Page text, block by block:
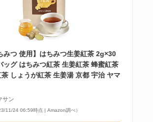
みつ 使用】はちみつ生姜紅茶 2g×30
ッグ はちみつ紅茶 生姜紅茶 蜂蜜紅茶
しょうが紅茶 生姜湯 京都 宇治 ヤマ
サン
11/24 06:59時点 | Amazon調べ）